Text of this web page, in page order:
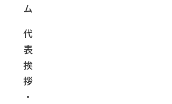
ム
代
表
挨
拶
・